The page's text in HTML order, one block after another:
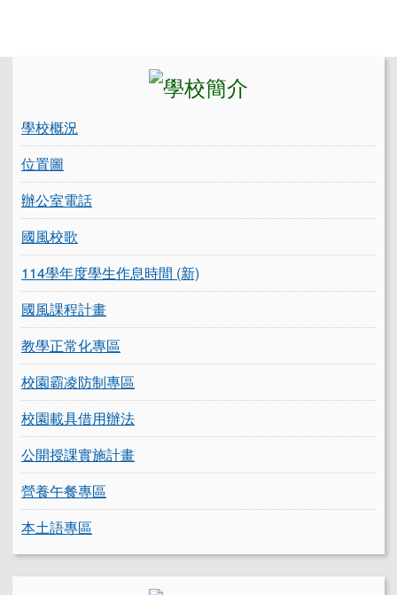
學校概況
位置圖
辦公室電話
國風校歌
114學年度學生作息時間 (新)
國風課程計畫
教學正常化專區
校園霸凌防制專區
校園載具借用辦法
公開授課實施計畫
營養午餐專區
本土語專區